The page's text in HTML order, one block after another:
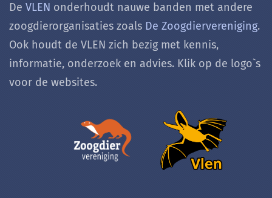
De VLEN onderhoudt nauwe banden met andere
zoogdierorganisaties zoals De Zoogdiervereniging.
Ook houdt de VLEN zich bezig met kennis,
informatie, onderzoek en advies. Klik op de logo`s
voor de websites.